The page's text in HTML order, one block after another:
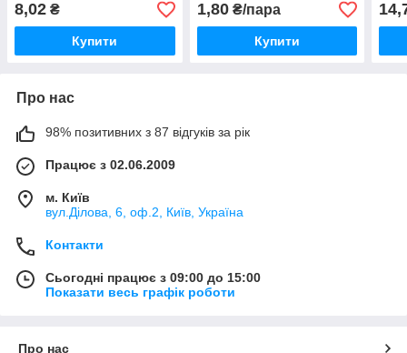
8,02 ₴
Купити
1,80₴/пара
Купити
Про нас
98% позитивних з 87 відгуків за рік
Працює з 02.06.2009
м. Київ
вул.Ділова, 6, оф.2, Київ, Україна
Контакти
Сьогодні працює з 09:00 до 15:00
Показати весь графік роботи
Про нас